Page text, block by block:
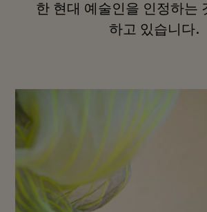
한 현대 예술인을 인정하는
하고 있습니다.